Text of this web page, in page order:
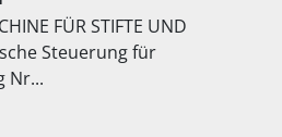
FÜR STIFTE UND
Steuerung für
Nr...